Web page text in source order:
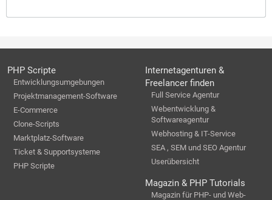
PHP Scripte
Entwicklungsumgebungen
Projektmanagement-Software
E-Commerce
Clone-Scripts
Marktplatz-Software
Ticket & Supportsysteme
PHP Scripte
Internetagenturen &
Freelancer finden
Full Service Agentur
Webentwicklung &
Softwareagentur
Webhosting & IT-Service
SEA , SEM und SEO Agentur
Userübersicht
Magazin & PHP Tutorials
Magazin für PHP- und Web-